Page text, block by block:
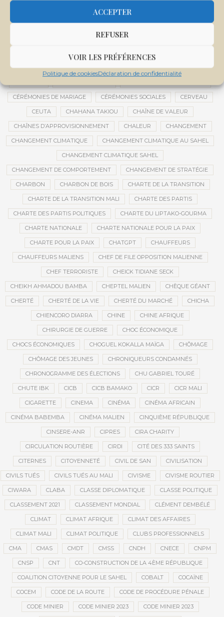
ACCEPTER
REFUSER
VOIR LES PRÉFÉRENCES
Politique de cookiesDéclaration de confidentialité
CENTRE DE SANTÉ COMMUNAUTAIRE
CENTRE INTERNATIONAL DE CONFÉRENCES DE BAMAKO
CENTRE MALI
CENTRE NATIONAL DES EXAMENS ET CONCOURS DE L’ÉDUCATION
CENTRES DE DONNÉES CERCLE DE RÉFLEXION À DISTANCE
CÉRÉMONIES DE MARIAGE CÉRÉMONIES SOCIALES CERVEAU
CEUTA CHAHANA TAKIOU CHAÎNE DE VALEUR
CHAÎNES D’APPROVISIONNEMENT CHALEUR CHANGEMENT
CHANGEMENT CLIMATIQUE CHANGEMENT CLIMATIQUE AU SAHEL
CHANGEMENT CLIMATIQUE SAHEL
CHANGEMENT DE COMPORTEMENT CHANGEMENT DE STRATÉGIE
CHARBON CHARBON DE BOIS CHARTE DE LA TRANSITION
CHARTE DE LA TRANSITION MALI CHARTE DES PARTIS
CHARTE DES PARTIS POLITIQUES CHARTE DU LIPTAKO-GOURMA
CHARTE NATIONALE CHARTE NATIONALE POUR LA PAIX
CHARTE POUR LA PAIX CHATGPT CHAUFFEURS
CHAUFFEURS MALIENS CHEF DE FILE OPPOSITION MALIENNE
CHEF TERRORISTE CHEICK TIDIANE SECK
CHEIKH AHMADOU BAMBA CHEPTEL MALIEN CHÈQUE GÉANT
CHERTÉ CHERTÉ DE LA VIE CHERTÉ DU MARCHÉ CHICHA
CHIENCORO DIARRA CHINE CHINE AFRIQUE
CHIRURGIE DE GUERRE CHOC ÉCONOMIQUE
CHOCS ÉCONOMIQUES CHOGUEL KOKALLA MAÏGA CHÔMAGE
CHÔMAGE DES JEUNES CHRONIQUEURS CONDAMNÉS
CHRONOGRAMME DES ÉLECTIONS CHU GABRIEL TOURÉ
CHUTE IBK CICB CICB BAMAKO CICR CICR MALI
CIGARETTE CINEMA CINÉMA CINÉMA AFRICAIN
CINÉMA BABEMBA CINÉMA MALIEN CINQUIÈME RÉPUBLIQUE
CINSERE-ANR CIPRES CIRA CHARITY
CIRCULATION ROUTIÈRE CIRDI CITÉ DES 333 SAINTS
CITERNES CITOYENNETÉ CIVIL DE SAN CIVILISATION
CIVILS TUÉS CIVILS TUÉS AU MALI CIVISME CIVISME ROUTIER
CIWARA CLABA CLASSE DIPLOMATIQUE CLASSE POLITIQUE
CLASSEMENT 2021 CLASSEMENT MONDIAL CLÉMENT DEMBÉLÉ
CLIMAT CLIMAT AFRIQUE CLIMAT DES AFFAIRES
CLIMAT MALI CLIMAT POLITIQUE CLUBS PROFESSIONNELS
CMA CMAS CMDT CMSS CNDH CNECE CNPM
CNSP CNT CO-CONSTRUCTION DE LA 4ÈME RÉPUBLIQUE
COALITION CITOYENNE POUR LE SAHEL COBALT COCAÏNE
COCEM CODE DE LA ROUTE CODE DE PROCÉDURE PÉNALE
CODE MINIER CODE MINIER 2023 CODE MINIER 2023